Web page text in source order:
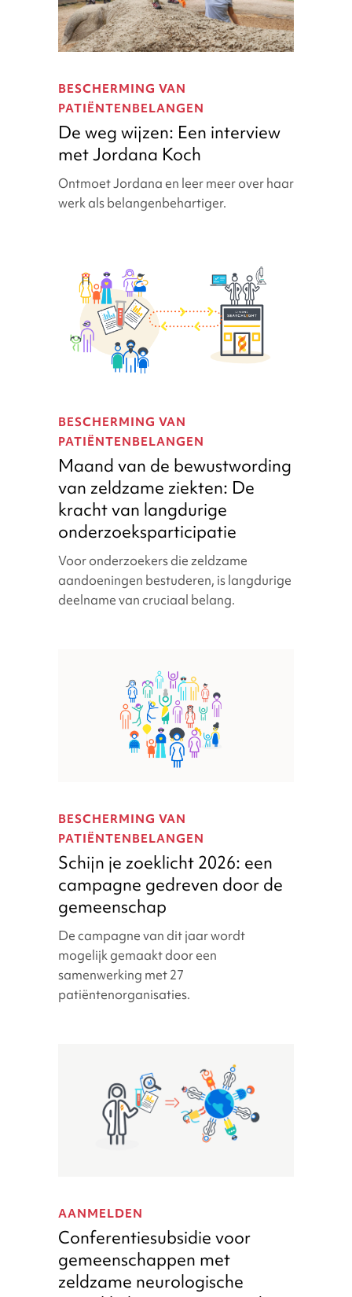
weg
wijzen:
Een
interview
met
Jordana
Koch
BESCHERMING VAN
PATIËNTENBELANGEN
De weg wijzen: Een interview
met Jordana Koch
Ontmoet Jordana en leer meer over haar
werk als belangenbehartiger.
van
de
bewustwording
van
zeldzame
ziekten:
De
van
langdurige
onderzoeksparticipatie
BESCHERMING VAN
PATIËNTENBELANGEN
Maand van de bewustwording
van zeldzame ziekten: De
kracht van langdurige
onderzoeksparticipatie
Voor onderzoekers die zeldzame
aandoeningen bestuderen, is langdurige
deelname van cruciaal belang.
zoeklicht
2026:
een
campagne
gedreven
door
de
gemeenschap
BESCHERMING VAN
PATIËNTENBELANGEN
Schijn je zoeklicht 2026: een
campagne gedreven door de
gemeenschap
De campagne van dit jaar wordt
mogelijk gemaakt door een
samenwerking met 27
patiëntenorganisaties.
gemeenschappen
met
zeldzame
neurologische
AANMELDEN
Conferentiesubsidie voor
gemeenschappen met
zeldzame neurologische